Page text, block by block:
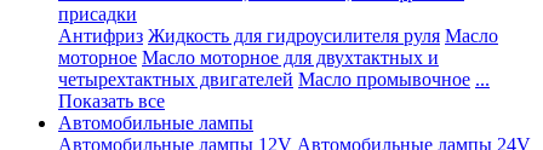
присадки
Антифриз Жидкость для гидроусилителя руля Масло
моторное Масло моторное для двухтактных и
четырехтактных двигателей Масло промывочное ...
Показать все
Автомобильные лампы
Автомобильные лампы 12V Автомобильные лампы 24V